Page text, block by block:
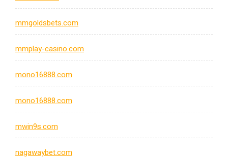
mmgoldsbets.com
mmplay-casino.com
mono16888.com
mono16888.com
mwin9s.com
nagawaybet.com